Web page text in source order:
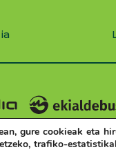
gure cookieak eta
trafiko-